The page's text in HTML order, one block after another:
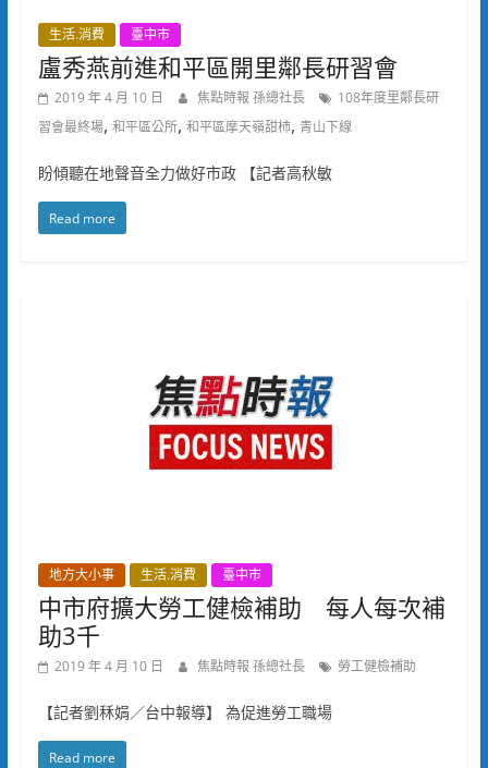
生活.消費 臺中市
盧秀燕前進和平區開里鄰長研習會
2019 年 4 月 10 日 焦點時報 孫總社長
108年度里鄰長研
習會最終場, 和平區公所, 和平區摩天嶺甜柿, 青山下線
盼傾聽在地聲音全力做好市政 【記者高秋敏
Read more
地方大小事 生活.消費 臺中市
中市府擴大勞工健檢補助 每人每次補
助3千
2019 年 4 月 10 日 焦點時報 孫總社長 勞工健檢補助
【記者劉秝娟／台中報導】 為促進勞工職場
Read more